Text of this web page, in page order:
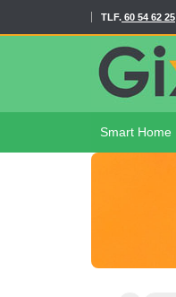
TLF. 60 54 62 25
Smart Home